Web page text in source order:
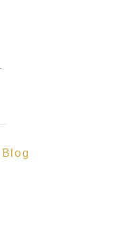
Blog